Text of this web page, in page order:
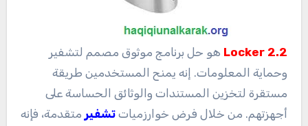
2.2 Locker
هو حل برنامج موثوق مصمم لتشفير
وحماية المعلومات. إنه يمنح المستخدمين طريقة
مستقرة لتخزين المستندات والوثائق الحساسة على
أجهزتهم. من خلال فرض خوارزميات تشفير متقدمة، فإنه